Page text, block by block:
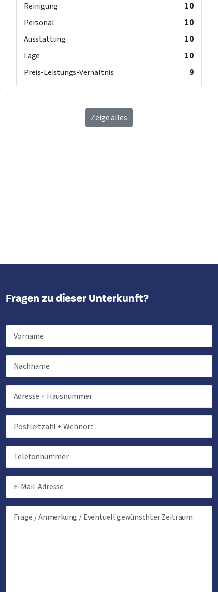
Reinigung 10
Personal 10
Ausstattung 10
Lage 10
Preis-Leistungs-Verhältnis 9
Zeige alles
Fragen zu dieser Unterkunft?